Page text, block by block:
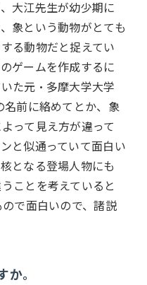
大江先生が幼少期に
象という動物がとても
る動物だと捉えてい
ゲームを作成するに
た元・多摩大学大学
前に絡めてとか、象
って見え方が違って
と似通っていて面白い
となる登場人物にも
ことを考えていると
で面白いので、諸説
か。